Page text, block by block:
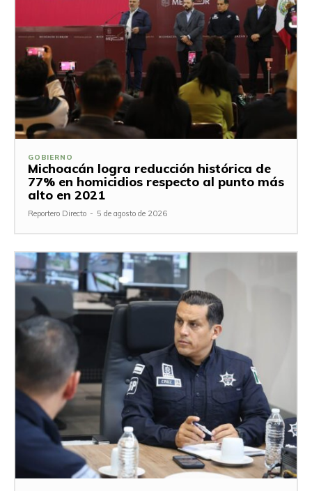
GOBIERNO
Michoacán logra reducción histórica de
77% en homicidios respecto al punto más
alto en 2021
Reportero Directo - 5 de agosto de 2026